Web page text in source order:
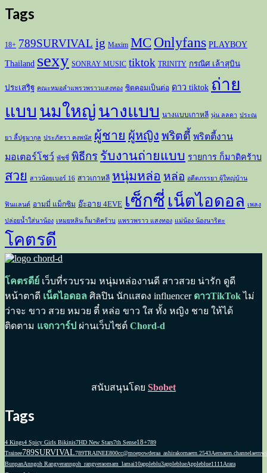
Tags
18+ 789SURVIVAL ig Maxim MC Onlyfans PLAYBOY
Thailand sexy SONRAY MUSIC tiktok TRINITY กรณิศ เล้าสุบิน
ประเสริฐ คณะหมอลำแพรวพราวแสงทอง ซิตคอมเป็นต่อ ดาว tiktok ถ่าย
แบบ นมใหญ่นางแบบ นางแบบเกาหลี นุ่น ลลดา ประณ
ยา ลี้ปฐมากุล ประภัสรา คงพนัส ผู้ชาย ผู้หญิง พริตตี้ พริตตี้งาน
มอเตอร์โชว์ พัชชี่ พิธีกร รับงานถ่ายแบบ รายการ ก็มาดิคร้าบ
สวย สาวน้อยเบอร์ 16 สาวเกาหลี หนุ่มหล่อ หล่อ อดีตภรรยา ผู้ใหญ่บ้าน
ฟินแลนด์ อามมี่ แม็กซิม อ๊ะอาย 4EVE เซ็กซี่ เน็ตไอดอล เพลง
ปล่อยน้ำใส่นาน้อง เหมยหลิน ก็มาดิคร้าบ แพรวพราว แสงทอง แม่น้อง น้องนาริตะ
โคตรดี
โคตรดีย์ เว็บที่รวบรวม หนุ่มหล่องานดี สาวสวย น่ารัก ดูดี
หน้าตาดี เน็ตไอดอล ศิลปิน นักแสดง influencer ดาวTikTokไม่
ว่าจะ ขาว สวย หมวย ตี๋ หล่อ ขาว ใส ทั้ง หญิง ชาย ให้ได้
ติดตาม แจกวาร์ป ผ่านเว็บไซต์ Chord-d
สนับสนุนโดย Sbobet
Tags
4 Kings4 Spicy Girls Bikinis7HD New Stars7th Sense18+789
Trainee789SURVIVAL789TRAINEE800cc@moepowderaa_ashirakornaern.2543Aernaern.channel
BunpanAnngoh Rangyeranngoh_rangyeraomam_lamai10appleblu3appleblueAppleblue1111 Arara